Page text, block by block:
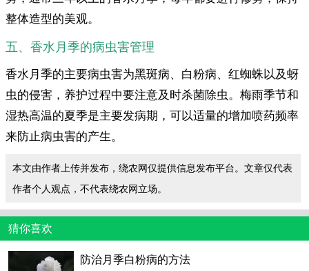
整体造型的美观。
五、香水月季的病虫害管理
香水月季的主要病虫害为黑斑病、白粉病、红蜘蛛以及蚜
虫的侵害，养护过程中要注意及时杀菌除虫。梅雨季节和
湿热高温的夏季是主要发病期，可以适量的增加喷药频率
来防止病虫害的产生。
本文由作者上传并发布，绕农网仅提供信息发布平台。文章仅代表
作者个人观点，不代表绕农网立场。
猜你喜欢
防治月季白粉病的方法